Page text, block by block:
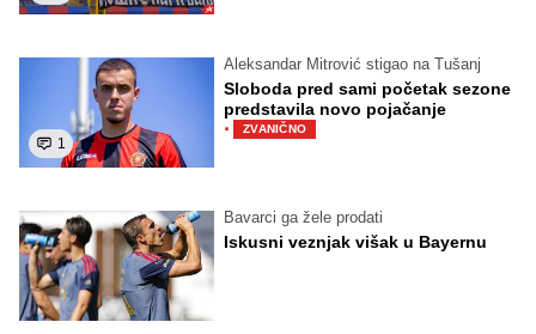
1
Aleksandar Mitrović stigao na Tušanj
Sloboda pred sami početak sezone
predstavila novo pojačanje
· ZVANIČNO
Bavarci ga žele prodati
Iskusni veznjak višak u Bayernu